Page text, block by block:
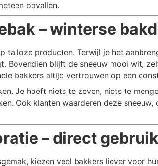
opvallen.
– winterse
talloze producten. Terwijl je het
blijft de sneeuw mooi wit,
bakkers altijd vertrouwen op een
Je hoeft niets te zeven, niets te
Ook klanten waarderen deze
– direct
kiezen veel bakkers liever voor